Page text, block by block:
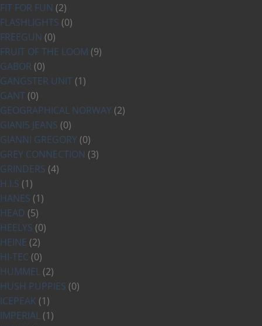
FIT FOR FUN (2)
FLASHLIGHTS (0)
FREEGUN (0)
FRUIT OF THE LOOM (9)
GABOR (0)
GANGSTER UNIT (1)
GANT (0)
GEOGRAPHICAL NORWAY (2)
GIANI5 JEANS (0)
GIANNI GREGORY (0)
GREY CONNECTION (3)
GRINDERS (4)
H.I.S (1)
HANES (1)
HEAD (5)
HEELYS (0)
HEINE (2)
HI-TEC (0)
HUMMEL (2)
HUSH PUPPIES (0)
ICEPEAK (1)
IMPERIAL (1)